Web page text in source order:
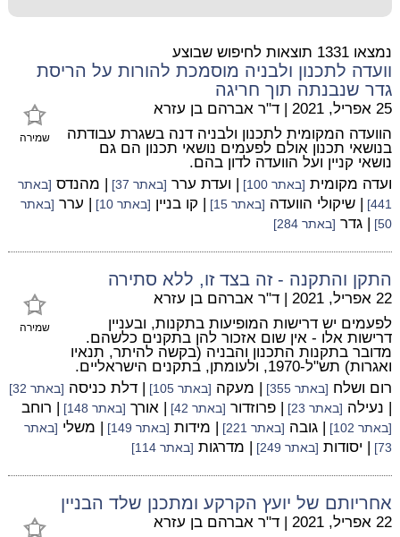
נמצאו 1331 תוצאות לחיפוש שבוצע
וועדה לתכנון ולבניה מוסמכת להורות על הריסת
גדר שנבנתה תוך חריגה
שמירה
25 אפריל, 2021 | ד"ר אברהם בן עזרא
הוועדה המקומית לתכנון ולבניה דנה בשגרת עבודתה
בנושאי תכנון אולם לפעמים נושאי תכנון הם גם
נושאי קניין ועל הוועדה לדון בהם.
ועדה מקומית [באתר 100] | ועדת ערר [באתר 37] | מהנדס [באתר
441]
| שיקולי הוועדה [באתר 15] | קו בניין [באתר 10] | ערר [באתר
50]
| גדר [באתר 284]
התקן והתקנה - זה בצד זו, ללא סתירה
שמירה
22 אפריל, 2021 | ד"ר אברהם בן עזרא
לפעמים יש דרישות המופיעות בתקנות, ובעניין
דרישות אלו - אין שום אזכור להן בתקנים כלשהם.
מדובר בתקנות התכנון והבניה (בקשה להיתר, תנאיו
ואגרות) תש"ל-1970, ולעומתן, בתקנים הישראליים.
רום ושלח [באתר 355] | מעקה [באתר 105] | דלת כניסה [באתר 32]
| נעילה [באתר 23] | פרוזדור [באתר 42] | אורך [באתר 148] | רוחב
[באתר 102] | גובה [באתר 221] | מידות [באתר 149] | משלי [באתר
73]
| יסודות [באתר 249] | מדרגות [באתר 114]
אחריותם של יועץ הקרקע ומתכנן שלד הבניין
22 אפריל, 2021 | ד"ר אברהם בן עזרא